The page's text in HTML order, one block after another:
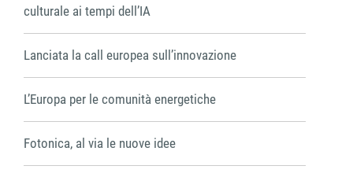
culturale ai tempi dell’IA
Lanciata la call europea sull’innovazione
L’Europa per le comunità energetiche
Fotonica, al via le nuove idee